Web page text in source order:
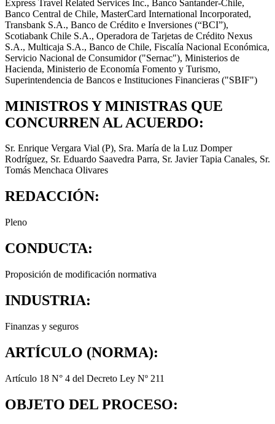
Express Travel Related Services Inc., Banco Santander-Chile,
Banco Central de Chile, MasterCard International Incorporated,
Transbank S.A., Banco de Crédito e Inversiones (“BCI”),
Scotiabank Chile S.A., Operadora de Tarjetas de Crédito Nexus
S.A., Multicaja S.A., Banco de Chile, Fiscalía Nacional Económica,
Servicio Nacional de Consumidor ("Sernac"), Ministerios de
Hacienda, Ministerio de Economía Fomento y Turismo,
Superintendencia de Bancos e Instituciones Financieras ("SBIF")
MINISTROS Y MINISTRAS QUE
CONCURREN AL ACUERDO:
Sr. Enrique Vergara Vial (P), Sra. María de la Luz Domper
Rodríguez, Sr. Eduardo Saavedra Parra, Sr. Javier Tapia Canales, Sr.
Tomás Menchaca Olivares
REDACCIÓN:
Pleno
CONDUCTA:
Proposición de modificación normativa
INDUSTRIA:
Finanzas y seguros
ARTÍCULO (NORMA):
Artículo 18 N° 4 del Decreto Ley Nº 211
OBJETO DEL PROCESO: